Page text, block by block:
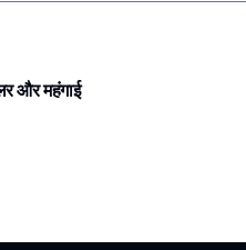
और महंगाई